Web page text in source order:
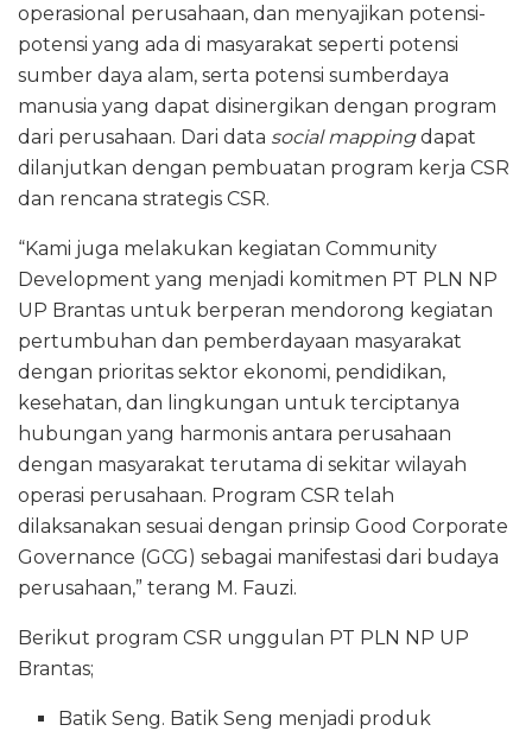
operasional perusahaan, dan menyajikan potensi-
potensi yang ada di masyarakat seperti potensi
sumber daya alam, serta potensi sumberdaya
manusia yang dapat disinergikan dengan program
dari perusahaan. Dari data social mappingdapat
dilanjutkan dengan pembuatan program kerja CSR
dan rencana strategis CSR.
“Kami juga melakukan kegiatan Community
Development yang menjadi komitmen PT PLN NP
UP Brantas untuk berperan mendorong kegiatan
pertumbuhan dan pemberdayaan masyarakat
dengan prioritas sektor ekonomi, pendidikan,
kesehatan, dan lingkungan untuk terciptanya
hubungan yang harmonis antara perusahaan
dengan masyarakat terutama di sekitar wilayah
operasi perusahaan. Program CSR telah
dilaksanakan sesuai dengan prinsip Good Corporate
Governance (GCG) sebagai manifestasi dari budaya
perusahaan,” terang M. Fauzi.
Berikut program CSR unggulan PT PLN NP UP
Brantas;
Batik Seng. Batik Seng menjadi produk